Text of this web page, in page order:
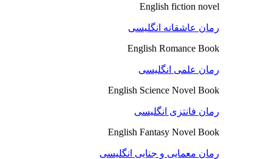
English fiction novel
رمان عاشقانه انگلیسی
English Romance Book
رمان علمی انگلیسی
English Science Novel Book
رمان فانتزی انگلیسی
English Fantasy Novel Book
رمان معمایی و جنایی انگلیسی